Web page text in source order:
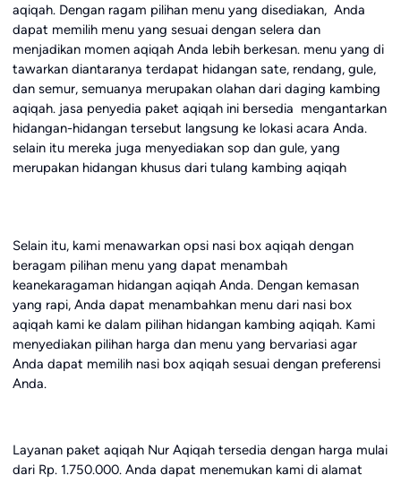
aqiqah. Dengan ragam pilihan menu yang disediakan, Anda
dapat memilih menu yang sesuai dengan selera dan
menjadikan momen aqiqah Anda lebih berkesan. menu yang di
tawarkan diantaranya terdapat hidangan sate, rendang, gule,
dan semur, semuanya merupakan olahan dari daging kambing
aqiqah. jasa penyedia paket aqiqah ini bersedia mengantarkan
hidangan-hidangan tersebut langsung ke lokasi acara Anda.
selain itu mereka juga menyediakan sop dan gule, yang
merupakan hidangan khusus dari tulang kambing aqiqah
Selain itu, kami menawarkan opsi nasi box aqiqah dengan
beragam pilihan menu yang dapat menambah
keanekaragaman hidangan aqiqah Anda. Dengan kemasan
yang rapi, Anda dapat menambahkan menu dari nasi box
aqiqah kami ke dalam pilihan hidangan kambing aqiqah. Kami
menyediakan pilihan harga dan menu yang bervariasi agar
Anda dapat memilih nasi box aqiqah sesuai dengan preferensi
Anda.
Layanan paket aqiqah Nur Aqiqah tersedia dengan harga mulai
dari Rp. 1.750.000. Anda dapat menemukan kami di alamat